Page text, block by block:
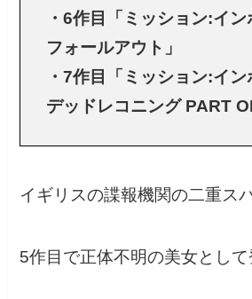
・6作目「ミッション:イ
フォールアウト」
・7作目「ミッション:イ
デッドレコニング PART
イギリスの諜報機関の二重スパ
5作目で正体不明の美女として